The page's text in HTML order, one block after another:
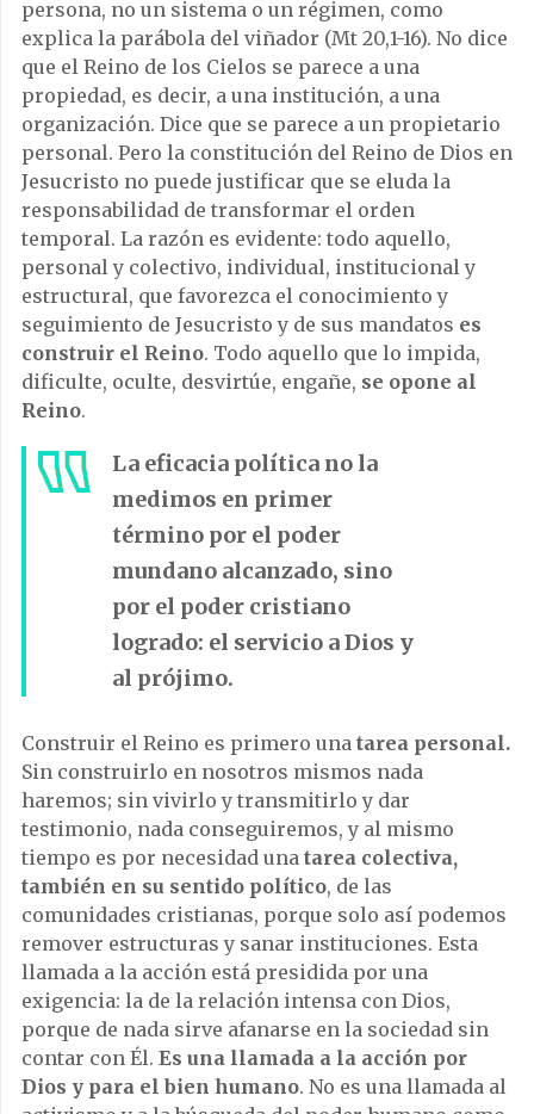
persona, no un sistema o un régimen, como
explica la parábola del viñador (Mt 20,1-16). No dice
que el Reino de los Cielos se parece a una
propiedad, es decir, a una institución, a una
organización. Dice que se parece a un propietario
personal. Pero la constitución del Reino de Dios en
Jesucristo no puede justificar que se eluda la
responsabilidad de transformar el orden
temporal. La razón es evidente: todo aquello,
personal y colectivo, individual, institucional y
estructural, que favorezca el conocimiento y
seguimiento de Jesucristo y de sus mandatos es
construir el Reino. Todo aquello que lo impida,
dificulte, oculte, desvirtúe, engañe, se opone al
Reino.
La eficacia política no la
medimos en primer
término por el poder
mundano alcanzado, sino
por el poder cristiano
logrado: el servicio a Dios y
al prójimo.
Construir el Reino es primero una tarea personal.
Sin construirlo en nosotros mismos nada
haremos; sin vivirlo y transmitirlo y dar
testimonio, nada conseguiremos, y al mismo
tiempo es por necesidad una tarea colectiva,
también en su sentido político, de las
comunidades cristianas, porque solo así podemos
remover estructuras y sanar instituciones. Esta
llamada a la acción está presidida por una
exigencia: la de la relación intensa con Dios,
porque de nada sirve afanarse en la sociedad sin
contar con Él. Es una llamada a la acción por
Dios y para el bien humano. No es una llamada al